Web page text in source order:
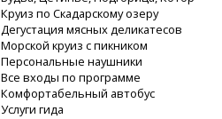
Круиз по Скадарскому озеру
Дегустация мясных деликатесов
Морской круиз с пикником
Персональные наушники
Все входы по программе
Комфортабельный автобус
Услуги гида